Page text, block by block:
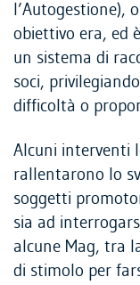
COLLETTIVITÀ
AMBIENTE
l’Autogestione),
obiettivo era, ed
un sistema di
soci,
difficoltà o
Alcuni interventi
rallentarono lo
soggetti
sia ad
alcune Mag, tra
di stimolo per